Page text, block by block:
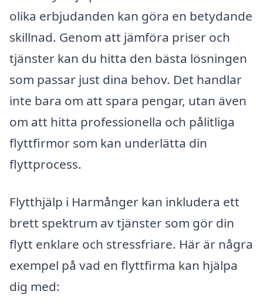
olika erbjudanden kan göra en betydande
skillnad. Genom att jämföra priser och
tjänster kan du hitta den bästa lösningen
som passar just dina behov. Det handlar
inte bara om att spara pengar, utan även
om att hitta professionella och pålitliga
flyttfirmor som kan underlätta din
flyttprocess.
Flytthjälp i Harmånger kan inkludera ett
brett spektrum av tjänster som gör din
flytt enklare och stressfriare. Här är några
exempel på vad en flyttfirma kan hjälpa
dig med: